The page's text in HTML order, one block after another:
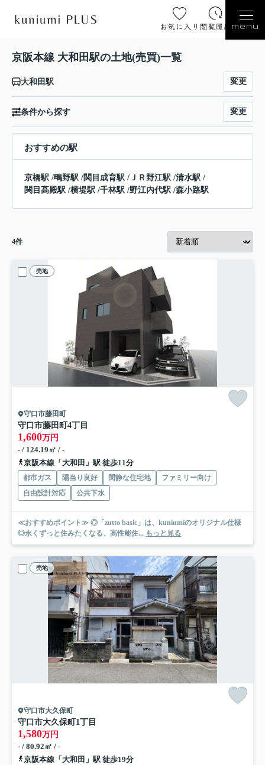
お気に入り 閲覧履歴 menu
京阪本線 大和田駅の土地(売買)一覧
大和田駅 変更
条件から探す 変更
おすすめの駅
京橋駅 /鴫野駅 /関目成育駅 / ＪＲ野江駅 /清水駅 /
関目高殿駅 /横堤駅 /千林駅 /野江内代駅 /森小路駅
4件
売地
守口市藤田町
守口市藤田町4丁目
1,600万円
- / 124.19㎡ / -
京阪本線「大和田」駅 徒歩11分
都市ガス 陽当り良好 閑静な住宅地
ファミリー向け
自由設計対応
公共下水
≪おすすめポイント≫ ◎「zutto basic」は、kuniumiのオリジナル仕様
◎永くずっと住みたくなる、高性能住... もっと見る
売地
守口市大久保町
守口市大久保町1丁目
1,580万円
- / 80.92㎡ / -
京阪本線「大和田」駅 徒歩19分